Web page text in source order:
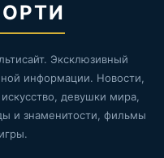
Эксклюзивный
информации. Новости,
девушки мира,
и знаменитости, фильмы